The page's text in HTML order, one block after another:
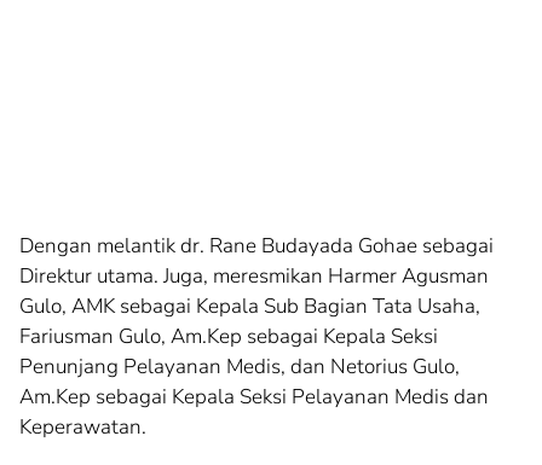
Dengan melantik dr. Rane Budayada Gohae sebagai
Direktur utama. Juga, meresmikan Harmer Agusman
Gulo, AMK sebagai Kepala Sub Bagian Tata Usaha,
Fariusman Gulo, Am.Kep sebagai Kepala Seksi
Penunjang Pelayanan Medis, dan Netorius Gulo,
Am.Kep sebagai Kepala Seksi Pelayanan Medis dan
Keperawatan.